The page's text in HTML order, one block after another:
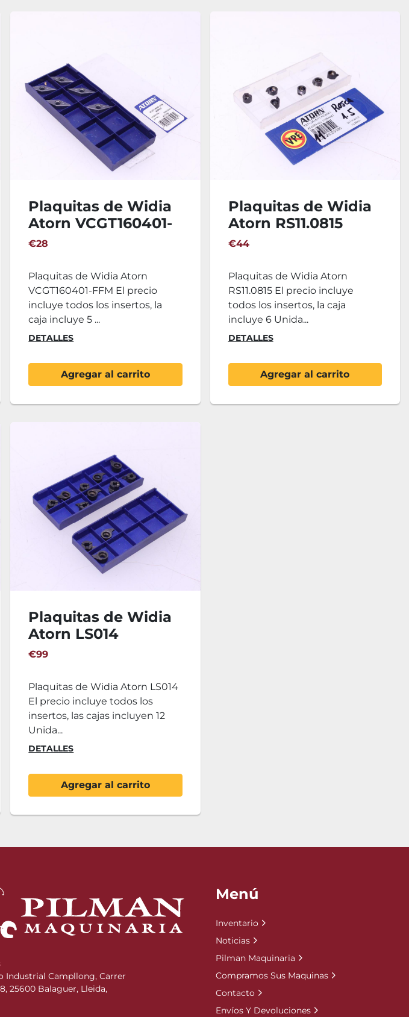
Plaquitas de Widia
Atorn VCGT160401-
FFM
€28
Plaquitas de Widia Atorn
VCGT160401-FFM El precio
incluye todos los insertos, la
caja incluye 5 ...
DETALLES
Agregar al carrito
Plaquitas de Widia
Atorn RS11.0815
€44
Plaquitas de Widia Atorn
RS11.0815 El precio incluye
todos los insertos, la caja
incluye 6 Unida...
DETALLES
Agregar al carrito
Plaquitas de Widia
Atorn LS014
€99
Plaquitas de Widia Atorn LS014
El precio incluye todos los
insertos, las cajas incluyen 12
Unida...
DETALLES
Agregar al carrito
Industrial Campllong, Carrer
25600 Balaguer, Lleida,
Menú
Inventario
Noticias
Pilman Maquinaria
Compramos Sus Maquinas
Contacto
Envíos Y Devoluciones